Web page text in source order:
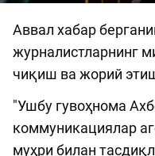
Аввал хабар
журналистларнинг
чиқиш ва жорий
"Ушбу гувоҳнома
коммуникациялар
муҳри билан